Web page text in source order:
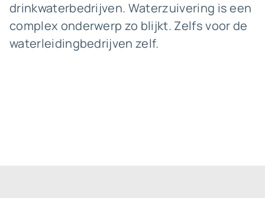
drinkwaterbedrijven. Waterzuivering is een
complex onderwerp zo blijkt. Zelfs voor de
waterleidingbedrijven zelf.